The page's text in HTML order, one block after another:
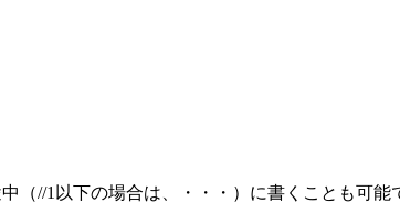
（//1以下の場合は、・・・）に書くことも可能